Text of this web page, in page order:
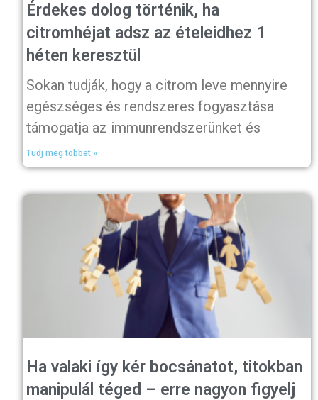
Érdekes dolog történik, ha
citromhéjat adsz az ételeidhez 1
héten keresztül
Sokan tudják, hogy a citrom leve mennyire
egészséges és rendszeres fogyasztása
támogatja az immunrendszerünket és
Tudj meg többet »
Ha valaki így kér bocsánatot, titokban
manipulál téged – erre nagyon figyelj